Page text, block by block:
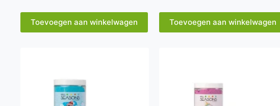
Toevoegen aan winkelwagen Toevoegen aan winkelwagen